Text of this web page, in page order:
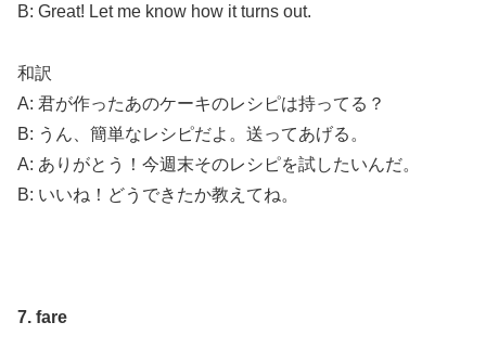
B: Great! Let me know how it turns out.
和訳
A: 君が作ったあのケーキのレシピは持ってる？
B: うん、簡単なレシピだよ。送ってあげる。
A: ありがとう！今週末そのレシピを試したいんだ。
B: いいね！どうできたか教えてね。
7. fare